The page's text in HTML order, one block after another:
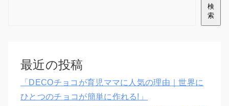
検
索
最近の投稿
「DECOチョコが育児ママに人気の理由｜世界に
ひとつのチョコが簡単に作れる!」